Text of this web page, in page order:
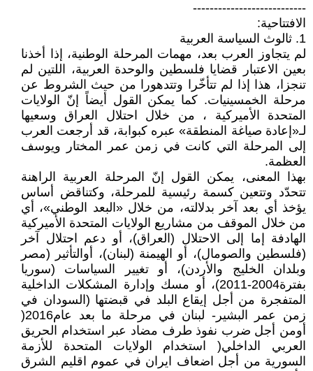
---------------------------
الافتتاحية:
1. ثالوث السياسة العربية
لم يتجاوز العرب بعد، مهمات المرحلة الوطنية، إذا أخذنا
بعين الاعتبار قضايا فلسطين والوحدة العربية، اللتين لم
تنجزا، هذا إذا لم تتأخّرا وتتدهورا من حيث الشروط عن
مرحلة الخمسينيات. كما يمكن القول أيضاً إنّ الولايات
المتحدة الأميركية ، من خلال احتلال العراق وسعيها
لـ«إعادة صياغة المنطقة» عبره كبوابة، قد أرجعت العرب
إلى المرحلة التي كانت في زمن عمر المختار ويوسف
العظمة.
بهذا المعنى، يمكن القول إنّ المرحلة العربية الراهنة
تتحدّد وتتعين كسمة رئيسية للمرحلة، وكتناقض أساس
يؤخذ أي بعد آخر بدلالته، من خلال «البعد الوطني»، أي
من خلال الموقف من مشاريع الولايات المتحدة الأميركية
الهادفة إما إلى الاحتلال (العراق)، أو دعم احتلال آخر
(فلسطين والصومال)، أو الهيمنة (لبنان)، أوالتأثير (مصر
وبلدان الخليج والأردن)، أو تغيير السياسات (سوريا
بفترة2004-2011)، أو مسك وإدارة المشكلات الداخلية
المتفجرة من أجل إيقاع البلد في قبضتها (السودان في
زمن عمر البشير- لبنان في مرحلة ما بعد عام2016(
أومن أجل ضرب نفوذ طرف مضاد عبر استخدام الحريق
العربي الداخلي( استخدام الولايات المتحدة للأزمة
السورية من أجل اضعاف ايران في عموم اقليم الشرق